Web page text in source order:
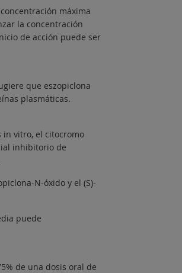
máxima
la concentración
de acción puede ser
que eszopiclona
plasmáticas.
in vitro, el citocromo
inhibitorio de
N-óxido y el (S)-
puede
de una dosis oral de